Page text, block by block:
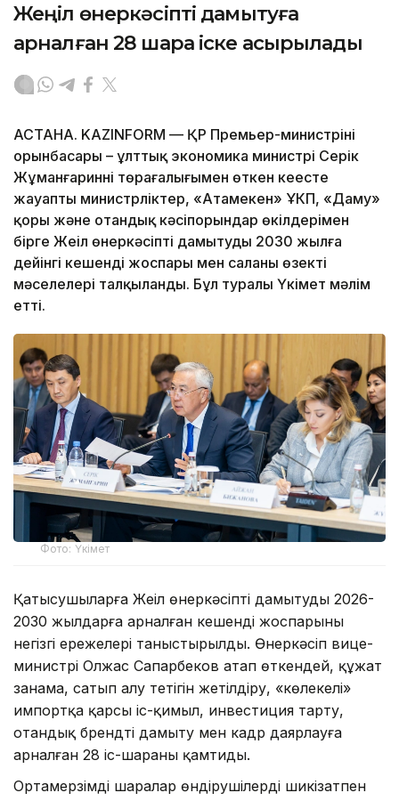
Жеңіл өнеркәсіпті дамытуға
арналған 28 шара іске асырылады
АСТАНА. KAZINFORM — ҚР Премьер-министрінің
орынбасары – ұлттық экономика министрі Серік
Жұманғариннің төрағалығымен өткен кеңесте
жауапты министрліктер, «Атамекен» ҰКП, «Даму»
қоры және отандық кәсіпорындар өкілдерімен
бірге Жеңіл өнеркәсіпті дамытудың 2030 жылға
дейінгі кешенді жоспары мен саланың өзекті
мәселелері талқыланды. Бұл туралы Үкімет мәлім
етті.
Фото: Үкімет
Қатысушыларға Жеңіл өнеркәсіпті дамытудың 2026-
2030 жылдарға арналған кешенді жоспарының
негізгі ережелері таныстырылды. Өнеркәсіп вице-
министрі Олжас Сапарбеков атап өткендей, құжат
заңнама, сатып алу тетігін жетілдіру, «көлеңкелі»
импортқа қарсы іс-қимыл, инвестиция тарту,
отандық брендті дамыту мен кадр даярлауға
арналған 28 іс-шараны қамтиды.
Ортамерзімді шаралар өндірушілерді шикізатпен